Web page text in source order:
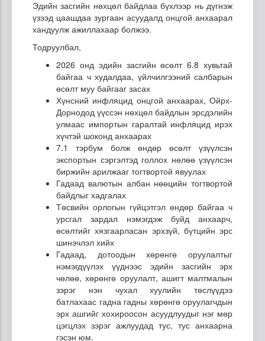
Эдийн засгийн нөхцөл байдлаа бүхлээр нь дүгнэж
үзээд цаашдаа зургаан асуудалд онцгой анхаарал
хандуулж ажиллахаар болжээ.
Тодруулбал,
2026 онд эдийн засгийн өсөлт 6.8 хувьтай
байгаа ч худалдаа, үйлчилгээний салбарын
өсөлт муу байгааг засах
Хүнсний инфляцид онцгой анхаарах, Ойрх-
Дорнодод үүссэн нөхцөл байдлын эрсдэлийн
улмаас импортын гаралтай инфляцид ирэх
хүчтэй шоконд анхаарах
7.1 тэрбум болж өндөр өсөлт үзүүлсэн
экспортын сэргэлтэд голлох нөлөө үзүүлсэн
биржийн арилжааг тогтвортой явуулах
Гадаад валютын албан нөөцийн тогтвортой
байдлыг хадгалах
Төсвийн орлогын гүйцэтгэл өндөр байгаа ч
урсгал зардал нэмэгдэж буйд анхаарч,
өсөлтийг хязгаарласан эрхзүй, бүтцийн эрс
шинэчлэл хийх
Гадаад, дотоодын хөрөнгө оруулалтыг
нэмэгдүүлэх үүднээс эдийн засгийн эрх
чөлөө, хөрөнгө оруулалт, ашигт малтмалын
зэрэг нэн чухал хуулийн төслүүдээ
батлахаас гадна гадны хөрөнгө оруулагчдын
эрх ашгийг хохироосон асуудлуудыг нэг мөр
цэгцлэх зэрэг ажлуудад тус, тус анхаарна
гэсэн юм.